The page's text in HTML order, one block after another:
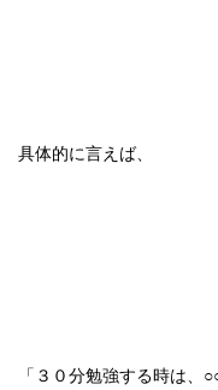
具体的に言えば、
「３０分勉強する時は、